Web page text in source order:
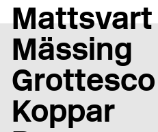
Mattsvart
Mässing
Grottesco
Koppar